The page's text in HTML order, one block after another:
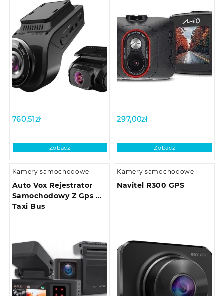
760,51zł
Zobacz
297,00zł
Zobacz
Kamery samochodowe
Auto Vox Rejestrator
Samochodowy Z Gps Do
Taxi Bus
Kamery samochodowe
Navitel R300 GPS